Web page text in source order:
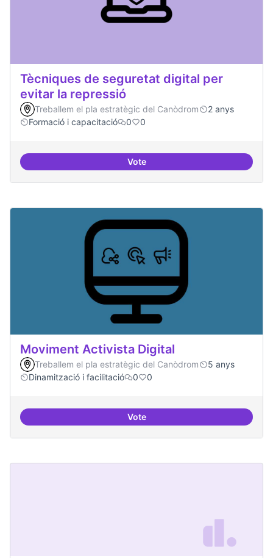
Tècniques de seguretat digital per
evitar la repressió
Treballem el pla estratègic del Canòdrom
2 anys
Formació i capacitació
0 0
VoteTècniques de seguretat digital
Moviment Activista Digital
Treballem el pla estratègic del Canòdrom
5 anys
Dinamització i facilitació
0 0
VoteMoviment Activista Digital